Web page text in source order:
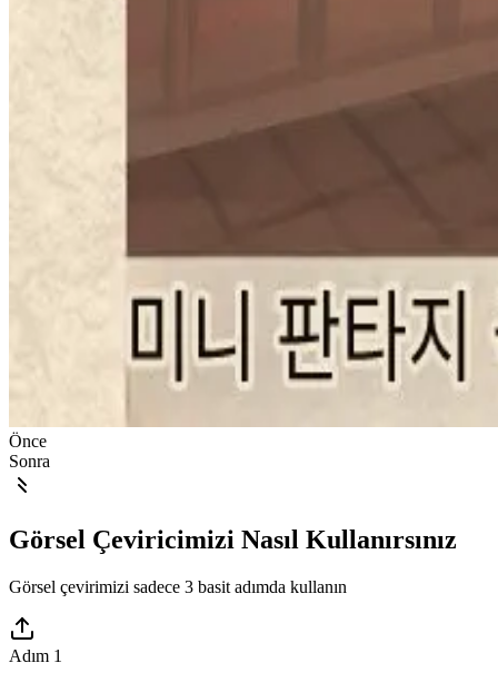
Önce
Sonra
Görsel Çeviricimizi Nasıl Kullanırsınız
Görsel çevirimizi sadece 3 basit adımda kullanın
Adım 1